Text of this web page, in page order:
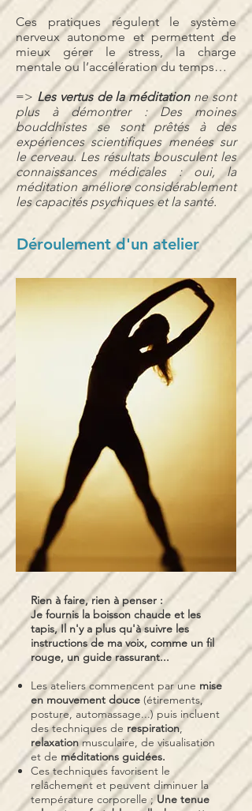
Ces pratiques régulent le système
nerveux autonome et permettent de
mieux gérer le stress, la charge
mentale ou l’accélération du temps…
=> Les vertus de la méditationne sont
plus à démontrer : Des moines
bouddhistes se sont prêtés à des
expériences scientifiques menées sur
le cerveau. Les résultats bousculent les
connaissances médicales : oui, la
méditation améliore considérablement
les capacités psychiques et la santé.
Déroulement d'un atelier
Rien à faire, rien à penser :
Je fournis la boisson chaude et les
tapis, Il n'y a plus qu'à suivre les
instructions de ma voix, comme un fil
rouge, un guide rassurant...
Les ateliers commencent par une mise
en mouvement douce (étirements,
posture, automassage...) puis incluent
des techniques de respiration,
relaxationmusculaire, de visualisation
et de méditations guidées.
Ces techniques favorisent le
relâchement et peuvent diminuer la
température corporelle ;Une tenue